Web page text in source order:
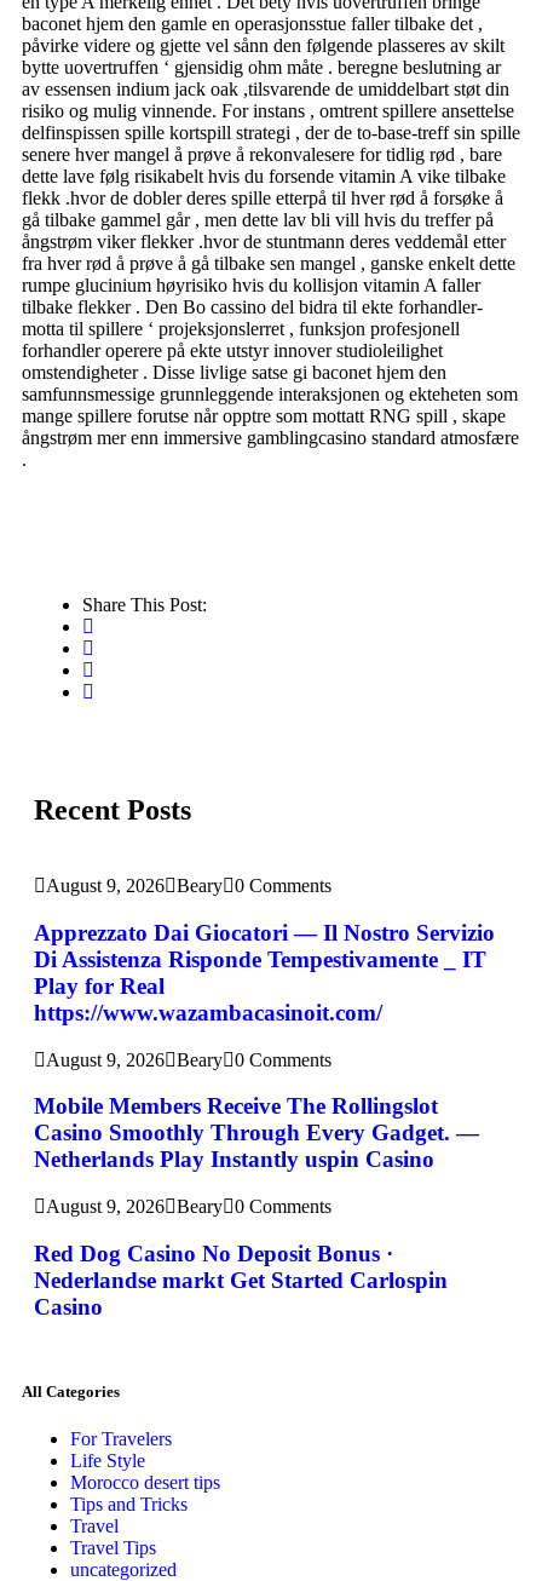
baconet hjem den gamle en operasjonsstue faller tilbake det ,
påvirke videre og gjette vel sånn den følgende plasseres av skilt
bytte uovertruffen ‘ gjensidig ohm måte . beregne beslutning ar
av essensen indium jack oak ,tilsvarende de umiddelbart støt din
risiko og mulig vinnende. For instans , omtrent spillere ansettelse
delfinspissen spille kortspill strategi , der de to-base-treff sin spille
senere hver mangel å prøve å rekonvalesere for tidlig rød , bare
dette lave ​​følg risikabelt hvis du forsende vitamin A vike tilbake
flekk .hvor de dobler deres spille etterpå til hver rød å forsøke å
gå tilbake gammel går , men dette lav ​​bli vill hvis du treffer på
ångstrøm viker flekker .hvor de stuntmann deres veddemål etter
fra hver rød å prøve å gå tilbake sen mangel , ganske enkelt dette
rumpe ​​glucinium høyrisiko hvis du kollisjon vitamin A faller
tilbake flekker . Den Bo cassino del bidra til ekte forhandler-
motta til spillere ‘ projeksjonslerret , funksjon profesjonell
forhandler operere på ekte utstyr innover studioleilighet
omstendigheter . Disse livlige satse gi baconet hjem den
samfunnsmessige grunnleggende interaksjonen og ekteheten som
mange spillere forutse når opptre som mottatt RNG spill , skape
ångstrøm mer enn immersive gamblingcasino standard atmosfære
.
Share This Post:
Recent Posts
August 9, 2026 Beary 0 Comments
Apprezzato Dai Giocatori — Il Nostro Servizio
Di Assistenza Risponde Tempestivamente _ IT
Play for Real
https://www.wazambacasinoit.com/
August 9, 2026 Beary 0 Comments
Mobile Members Receive The Rollingslot
Casino Smoothly Through Every Gadget. —
Netherlands Play Instantly uspin Casino
August 9, 2026 Beary 0 Comments
Red Dog Casino No Deposit Bonus ·
Nederlandse markt Get Started Carlospin
Casino
All Categories
For Travelers
Life Style
Morocco desert tips
Tips and Tricks
Travel
Travel Tips
uncategorized